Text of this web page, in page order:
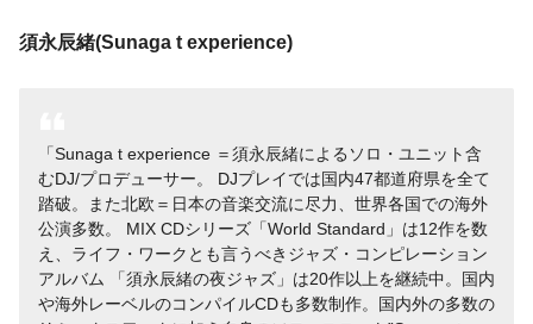
須永辰緒(Sunaga t experience)
Sunaga t experience ＝須永辰緒によるソロ・ユニット含
むDJ/プロデューサー。 DJプレイでは国内47都道府県を全て
踏破。また北欧＝日本の音楽交流に尽力、世界各国での海外
公演多数。 MIX CDシリーズ「World Standard」は12作を数
え、ライフ・ワークとも言うべきジャズ・コンピレーション
アルバム 「須永辰緒の夜ジャズ」は20作以上を継続中。国内
や海外レーベルのコンパイルCDも多数制作。国内外の多数の